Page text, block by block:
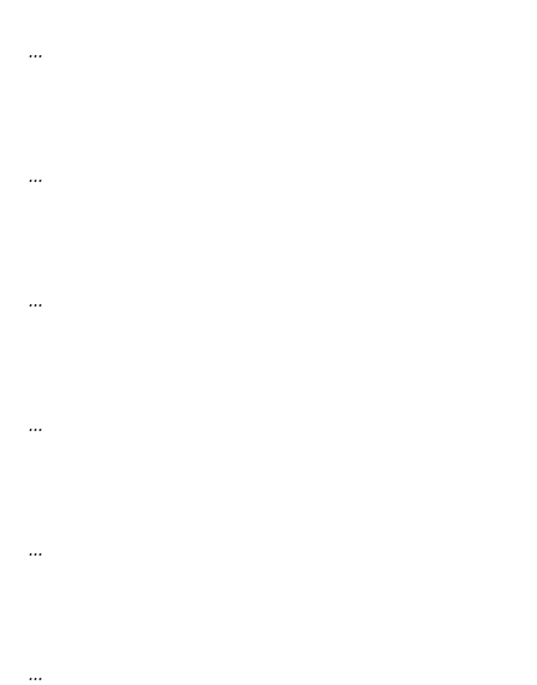
...
...
...
...
...
...